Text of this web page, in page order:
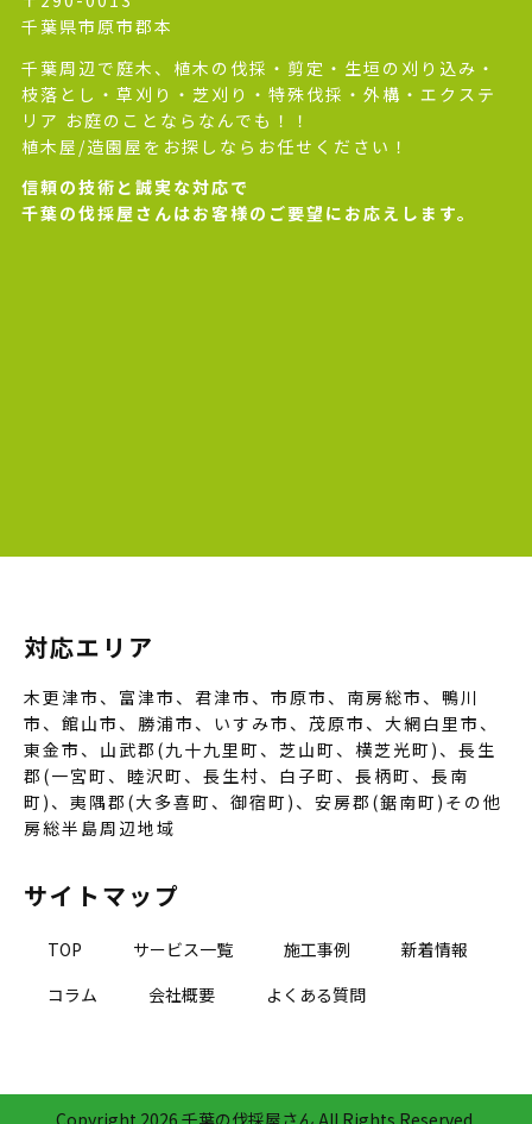
千葉県市原市郡本
千葉周辺で庭木、植木の伐採・剪定・生垣の刈り込み・
枝落とし・草刈り・芝刈り・特殊伐採・外構・エクステ
リア お庭のことならなんでも！！
植木屋/造園屋をお探しならお任せください！
信頼の技術と誠実な対応で
千葉の伐採屋さんはお客様のご要望にお応えします。
対応エリア
木更津市、富津市、君津市、市原市、南房総市、鴨川
市、館山市、勝浦市、いすみ市、茂原市、大網白里市、
東金市、山武郡(九十九里町、芝山町、横芝光町)、長生
郡(一宮町、睦沢町、長生村、白子町、長柄町、長南
町)、夷隅郡(大多喜町、御宿町)、安房郡(鋸南町)その他
房総半島周辺地域
サイトマップ
TOP サービス一覧 施工事例
新着情報
コラム
会社概要 よくある質問
Copyright 2026 千葉の伐採屋さん All Rights Reserved.